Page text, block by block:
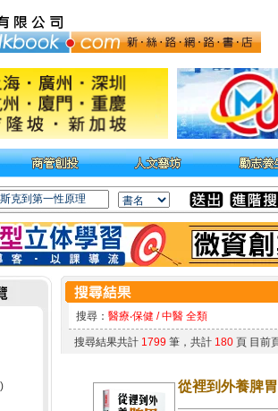
搜尋： 醫療‧保健 / 中醫 全類
搜尋結果共計 1799 筆，共計 180頁 目前
從裡到外養脾